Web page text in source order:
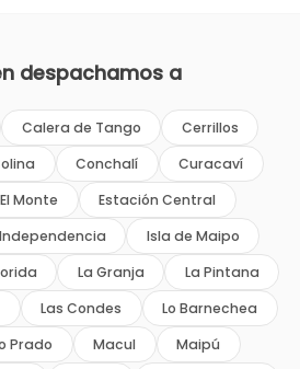
despachamos a
Calera de Tango
Cerrillos
Conchalí
Curacaví
El Monte
Estación Central
Independencia
Isla de Maipo
La Granja
La Pintana
Las Condes
Lo Barnechea
Prado Macul Maipú